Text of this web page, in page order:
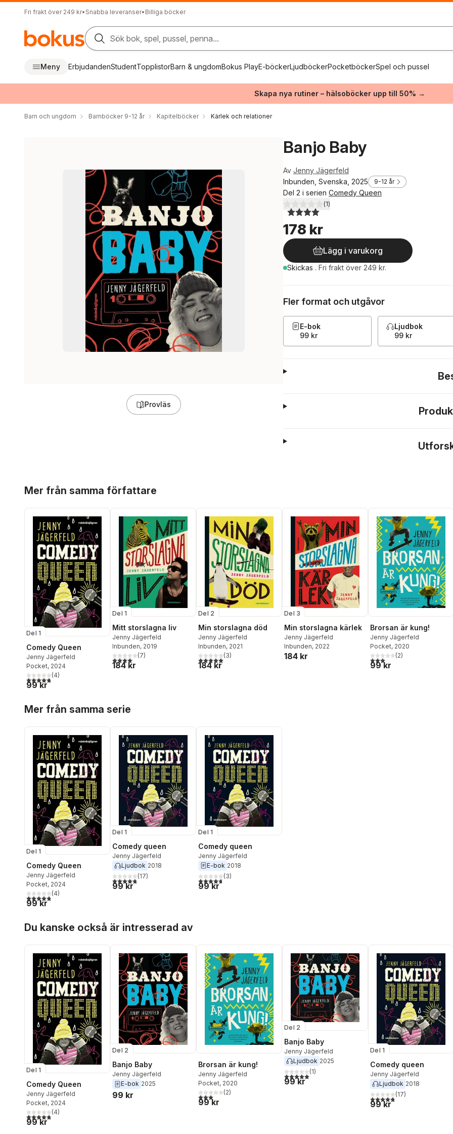
Fri frakt över 249 kr• Snabba leveranser• Billiga böcker
Sök bok, spel, pussel, penna...
Meny ErbjudandenStudentTopplistorBarn & ungdomBokus PlayE-böckerLjudböckerPocketböckerSpel och pussel
Skapa nya rutiner – hälsoböcker upp till 50% →
Barn och ungdom Barnböcker 9-12 år Kapitelböcker Kärlek och relationer
Provläs
Banjo Baby
Av Jenny Jägerfeld
Inbunden, Svenska, 2025
9-12 år
Del 2 i serien Comedy Queen
4,0utav 5 stjärnor. Totalt antal röster:
(1)
178 kr
Lägg i varukorg
Skickas . Fri frakt över 249 kr.
Fler format och utgåvor
E-bok
99 kr
Ljudbok
99 kr
Mer från samma författare
Del 1
Comedy Queen
Jenny Jägerfeld
Pocket, 2024
4,8utav 5 stjärnor. Totalt antal röster:
(4)
99 kr
Del 1
Mitt storslagna liv
Jenny Jägerfeld
Inbunden, 2019
4,1utav 5 stjärnor. Totalt antal röster:
(7)
184 kr
Del 2
Min storslagna död
Jenny Jägerfeld
Inbunden, 2021
5,0utav 5 stjärnor. Totalt antal röster:
(3)
184 kr
Del 3
Min storslagna kärlek
Jenny Jägerfeld
Inbunden, 2022
184 kr
Brorsan är kung!
Jenny Jägerfeld
Pocket, 2020
3,0utav 5 stjärnor. Totalt
(2)
99 kr
Mer från samma serie
Del 1
Comedy Queen
Jenny Jägerfeld
Pocket, 2024
4,8utav 5 stjärnor. Totalt antal röster:
(4)
99 kr
Del 1
Comedy queen
Jenny Jägerfeld
Ljudbok 2018
4,8utav 5 stjärnor. Totalt antal röster:
(17)
99 kr
Del 1
Comedy queen
Jenny Jägerfeld
E-bok 2018
4,7utav 5 stjärnor. Totalt antal röster:
(3)
99 kr
Du kanske också är intresserad av
Del 1
Comedy Queen
Jenny Jägerfeld
Pocket, 2024
4,8utav 5 stjärnor. Totalt antal röster:
(4)
99 kr
Del 2
Banjo Baby
Jenny Jägerfeld
E-bok 2025
99 kr
Brorsan är kung!
Jenny Jägerfeld
Pocket, 2020
3,0utav 5 stjärnor. Totalt antal röster:
(2)
99 kr
Del 2
Banjo Baby
Jenny Jägerfeld
Ljudbok 2025
5,0utav 5 stjärnor. Totalt antal röster:
(1)
99 kr
Del 1
Comedy queen
Jenny Jägerfeld
Ljudbok 2018
4,8utav 5 stjärnor. Totalt
(17)
99 kr